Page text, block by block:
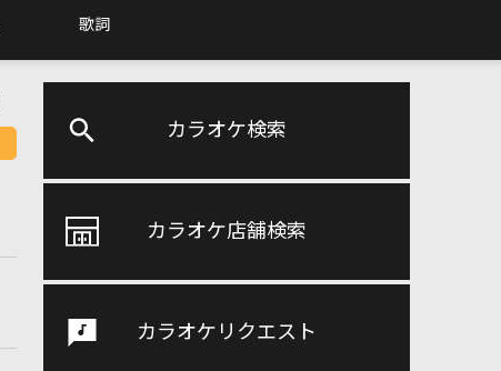
歌詞
カラオケ検索
カラオケ店舗検索
カラオケリクエスト